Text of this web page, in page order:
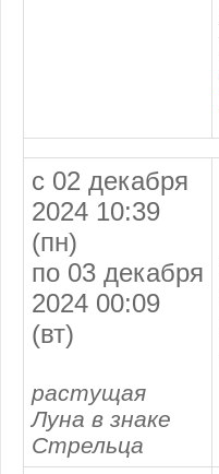
с 02 декабря
2024 10:39
(пн)
по 03 декабря
2024 00:09
(вт)
растущая
Луна в знаке
Стрельца